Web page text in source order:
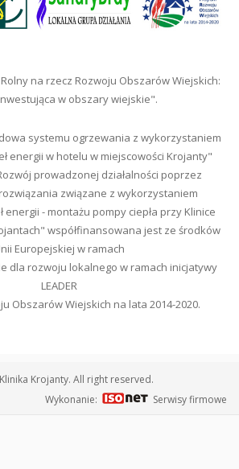
na rzecz Rozwoju Obszarów Wiejskich:
w obszary wiejskie".
systemu ogrzewania z wykorzystaniem
energii w hotelu w miejscowości Krojanty"
prowadzonej działalności poprzez
związane z wykorzystaniem
energii - montażu pompy ciepła przy Klinice
współfinansowana jest ze środków
Europejskiej w ramach
dla rozwoju lokalnego w ramach inicjatywy
LEADER
Obszarów Wiejskich na lata 2014-2020.
Krojanty. All right reserved.
Wykonanie:
Serwisy firmowe